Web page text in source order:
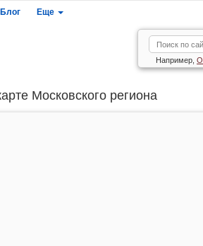
Блог Еще
Например,
Московского региона